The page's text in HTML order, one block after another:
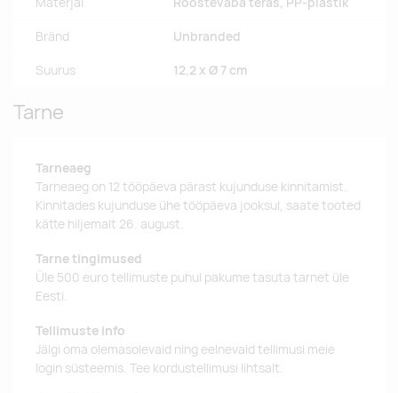
Bränd Unbranded
Suurus 12,2 x Ø 7 cm
Tarne
Tarneaeg
Tarneaeg on 12 tööpäeva pärast kujunduse kinnitamist.
Kinnitades kujunduse ühe tööpäeva jooksul, saate tooted
kätte hiljemalt 26. august.
Tarne tingimused
Üle 500 euro tellimuste puhul pakume tasuta tarnet üle
Eesti.
Tellimuste info
Jälgi oma olemasolevaid ning eelnevaid tellimusi meie
login süsteemis. Tee kordustellimusi lihtsalt.